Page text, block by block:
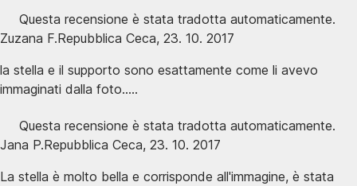
Questa recensione è stata tradotta automaticamente.
Zuzana F.Repubblica Ceca, 23. 10. 2017
la stella e il supporto sono esattamente come li avevo
immaginati dalla foto.....
Questa recensione è stata tradotta automaticamente.
Jana P.Repubblica Ceca, 23. 10. 2017
La stella è molto bella e corrisponde all'immagine, è stata